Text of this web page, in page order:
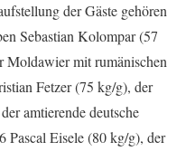
der Gäste gehören
Sebastian Kolompar (57
Moldawier mit rumänischen
Fetzer (75 kg/g), der
amtierende deutsche
Pascal Eisele (80 kg/g), der